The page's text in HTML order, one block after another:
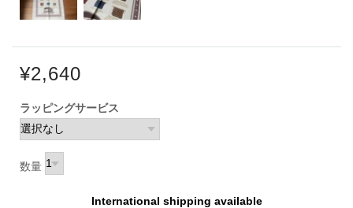
¥2,640
ラッピングサービス
数量
International shipping available